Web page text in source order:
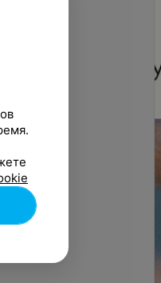
Все цены